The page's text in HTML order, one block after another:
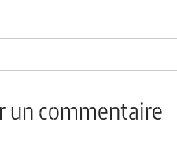
un commentaire